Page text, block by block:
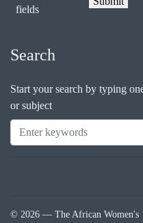
fields
Search
Start your search by typing
or subject
© 2026 — The African Women's